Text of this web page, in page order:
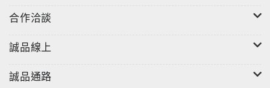
合作洽談
誠品線上
誠品通路